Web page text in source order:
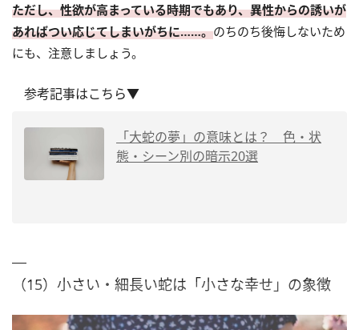
ただし、性欲が高まっている時期でもあり、異性からの誘いが
あればつい応じてしまいがちに……。のちのち後悔しないため
にも、注意しましょう。
参考記事はこちら▼
「大蛇の夢」の意味とは？ 色・状
態・シーン別の暗示20選
（15）小さい・細長い蛇は「小さな幸せ」の象徴